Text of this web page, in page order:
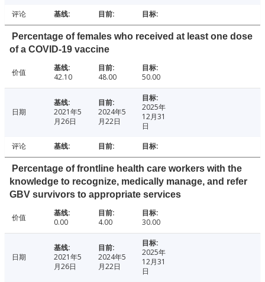
评论
Percentage of females who received at least one dose
of a COVID-19 vaccine
价值 42.10 48.00 50.00
日期
2021年5
月26日
2024年5
月22日
2025年
12月31
日
评论
Percentage of frontline health care workers with the
knowledge to recognize, medically manage, and refer
GBV survivors to appropriate services
价值 0.00 4.00 30.00
日期
2021年5
月26日
2024年5
月22日
2025年
12月31
日